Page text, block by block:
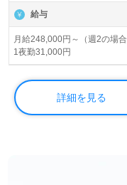
給与
月給248,000円～（週2の場合
1夜勤31,000円
※ケアマネ資格手当30円、
詳細を見る